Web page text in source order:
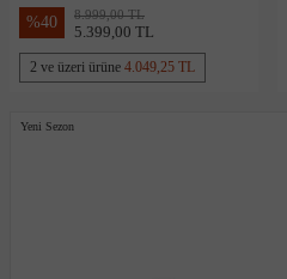
%40 8.999,00 TL
5.399,00 TL
2 ve üzeri ürüne 4.049,25 TL
Yeni Sezon